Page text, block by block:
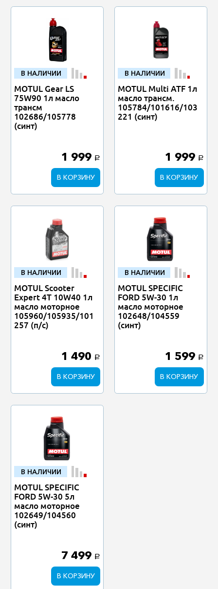
В НАЛИЧИИ
MOTUL Gear LS
75W90 1л масло
трансм
102686/105778
(синт)
1 999 a
В КОРЗИНУ
В НАЛИЧИИ
MOTUL Multi ATF 1л
масло трансм.
105784/101616/103
221 (синт)
1 999 a
В КОРЗИНУ
В НАЛИЧИИ
MOTUL Scooter
Expert 4T 10W40 1л
масло моторное
105960/105935/101
257 (п/с)
1 490 a
В КОРЗИНУ
В НАЛИЧИИ
MOTUL SPECIFIC
FORD 5W-30 1л
масло моторное
102648/104559
(синт)
1 599 a
В КОРЗИНУ
В НАЛИЧИИ
MOTUL SPECIFIC
FORD 5W-30 5л
масло моторное
102649/104560
(синт)
7 499 a
В КОРЗИНУ